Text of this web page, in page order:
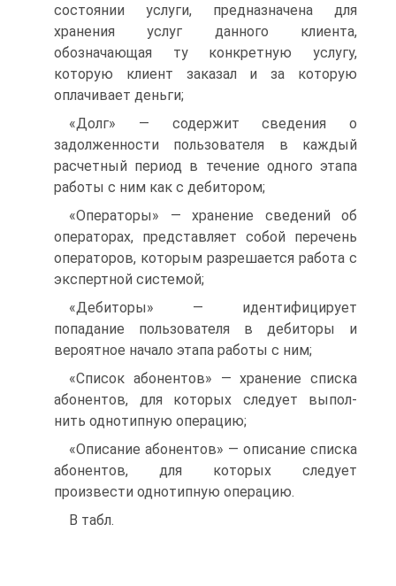
состоянии услуги, предназначена для
хранения услуг данного клиента,
обозначающая ту конкретную услугу,
которую клиент заказал и за которую
оплачивает деньги;
«Долг» — содержит сведения о
задолженности пользователя в каждый
расчетный период в течение одного этапа
работы с ним как с дебитором;
«Операторы» — хранение сведений об
операторах, представляет собой перечень
операторов, которым разрешается работа с
экспертной системой;
«Дебиторы» — идентифицирует
попадание пользователя в дебиторы и
вероятное начало этапа работы с ним;
«Список абонентов» — хранение списка
абонентов, для которых следует выпол-
нить однотипную операцию;
«Описание абонентов» — описание списка
абонентов, для которых следует
произвести однотипную операцию.
В табл.